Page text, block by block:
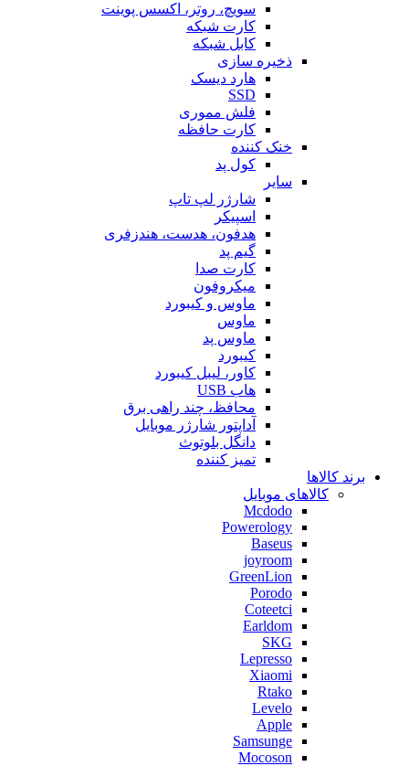
سویچ، روتر، اکسس پوینت
کارت شبکه
کابل شبکه
ذخیره سازی
هارد دیسک
SSD
فلش مموری
کارت حافظه
خنک کننده
کول پد
سایر
شارژر لپ تاپ
اسپیکر
هدفون، هدست، هندزفری
گیم پد
کارت صدا
میکروفون
ماوس و کیبورد
ماوس
ماوس پد
کیبورد
کاور، لیبل کیبورد
هاب USB
محافظ، چند راهی برق
آداپتور شارژر موبایل
دانگل بلوتوث
تمیز کننده
برند کالاها
کالاهای موبایل
Mcdodo
Powerology
Baseus
joyroom
GreenLion
Porodo
Coteetci
Earldom
SKG
Lepresso
Xiaomi
Rtako
Levelo
Apple
Samsunge
Mocoson